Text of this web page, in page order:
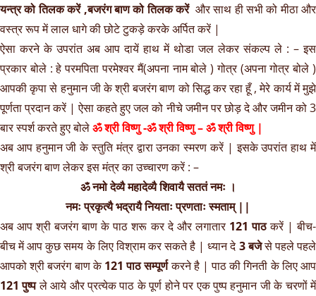
यन्त्र को तिलक करें ,बजरंग बाण को तिलक करेंऔर साथ ही सभी को मीठा और
वस्त्र रूप में लाल धागे की छोटे टुकड़े करके अर्पित करें |
ऐसा करने के उपरांत अब आप दायें हाथ में थोडा जल लेकर संकल्प ले : – इस
प्रकार बोले : हे परमपिता परमेश्वर मैं(अपना नाम बोले ) गोत्र (अपना गोत्र बोले )
आपकी कृपा से हनुमान जी के श्री बजरंग बाण को सिद्ध कर रहा हूँ , मेरे कार्य में मुझे
पूर्णता प्रदान करें | ऐसा कहते हुए जल को नीचे जमीन पर छोड़ दे और जमीन को 3
बार स्पर्श करते हुए बोलेॐ श्री विष्णु -ॐ श्री विष्णु – ॐ श्री विष्णु |
अब आप हनुमान जी के स्तुति मंत्र द्वारा उनका स्मरण करें | इसके उपरांत हाथ में
श्री बजरंग बाण लेकर इस मंत्र का उच्चारण करें : –
ॐ नमो देव्यै महादेव्यै शिवायै सततं नमः ।
नमः प्रकृत्यै भद्रायै नियताः प्रणताः स्मताम् ||
अब आप श्री बजरंग बाण के पाठ शरू कर दे और लगातार 121 पाठकरें | बीच-
बीच में आप कुछ समय के लिए विश्राम कर सकते है | ध्यान दे3 बजेसे पहले पहले
आपको श्री बजरंग बाण के121 पाठ सम्पूर्णकरने है | पाठ की गिनती के लिए आप
121 पुष्पले आये और प्रत्येक पाठ के पूर्ण होने पर एक पुष्प हनुमान जी के चरणों में